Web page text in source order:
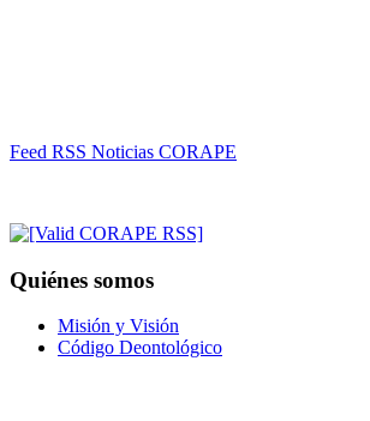
Feed RSS Noticias CORAPE
Quiénes somos
Misión y Visión
Código Deontológico